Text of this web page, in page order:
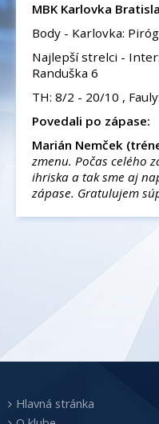
MBK Karlovka
Body - Karlovka:
Najlepší strelci -
Randuška 6
TH: 8/2 - 20/10 ,
Povedali po zápase:
Marián Nemček
zmenu. Počas celého
ihriska a tak sme aj
zápase. Gratulujem
Hlavná stránka